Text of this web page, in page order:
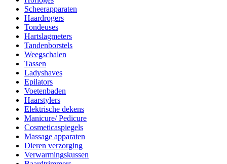
Scheerapparaten
Haardrogers
Tondeuses
Hartslagmeters
Tandenborstels
Weegschalen
Tassen
Ladyshaves
Epilators
Voetenbaden
Haarstylers
Elektrische dekens
Manicure/ Pedicure
Cosmeticaspiegels
Massage apparaten
Dieren verzorging
Verwarmingskussen